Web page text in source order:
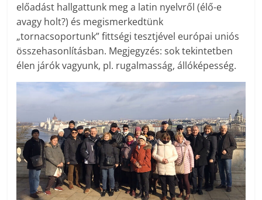
előadást hallgattunk meg a latin nyelvről (élő-e
avagy holt?) és megismerkedtünk
„tornacsoportunk” fittségi tesztjével európai uniós
összehasonlításban. Megjegyzés: sok tekintetben
élen járók vagyunk, pl. rugalmasság, állóképesség.